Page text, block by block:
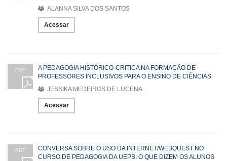
ALANNA SILVA DOS SANTOS
Acessar
PDF
A PEDAGOGIA HISTÓRICO-CRITICA NA FORMAÇÃO DE
PROFESSORES INCLUSIVOS PARA O ENSINO DE CIÊNCIAS
JESSIKA MEDEIROS DE LUCENA
Acessar
PDF
CONVERSA SOBRE O USO DA INTERNET/WEBQUEST NO
CURSO DE PEDAGOGIA DA UEPB: O QUE DIZEM OS ALUNOS